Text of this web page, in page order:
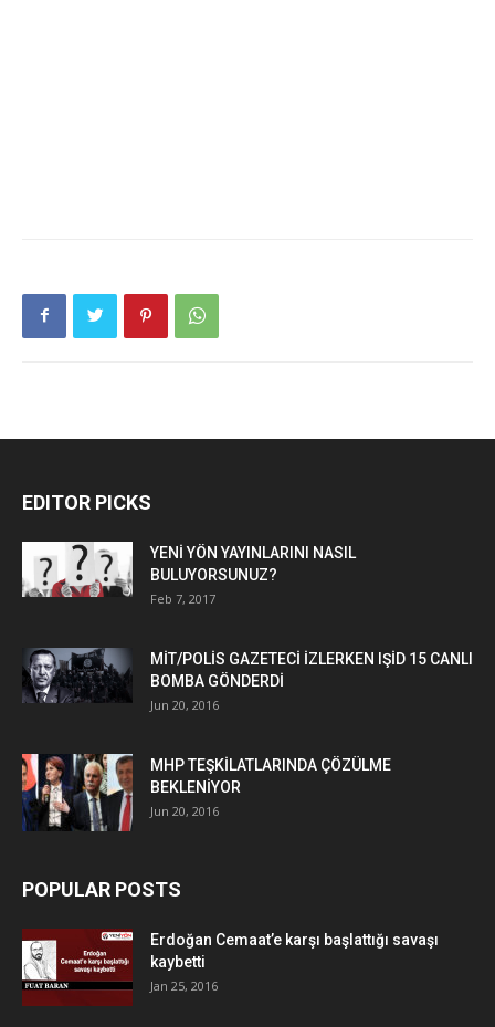
EDITOR PICKS
YENİ YÖN YAYINLARINI NASIL
BULUYORSUNUZ?
Feb 7, 2017
MİT/POLİS GAZETECİ İZLERKEN IŞİD 15 CANLI
BOMBA GÖNDERDİ
Jun 20, 2016
MHP TEŞKİLATLARINDA ÇÖZÜLME
BEKLENİYOR
Jun 20, 2016
POPULAR POSTS
Erdoğan Cemaat’e karşı başlattığı savaşı
kaybetti
Jan 25, 2016